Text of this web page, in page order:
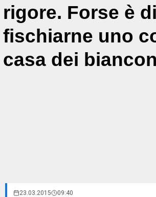
rigore. Forse è
fischiarne uno
casa dei
23.03.2015 09:40